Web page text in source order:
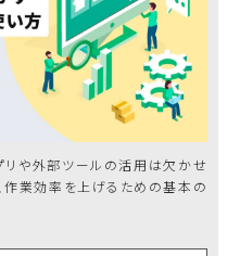
や外部ツールの活用は欠かせ
作業効率を上げるための基本の